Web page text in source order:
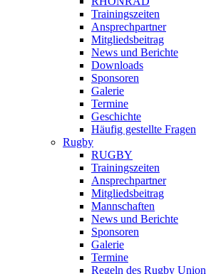
Trainingszeiten
Ansprechpartner
Mitgliedsbeitrag
News und Berichte
Downloads
Sponsoren
Galerie
Termine
Geschichte
Häufig gestellte Fragen
Rugby
RUGBY
Trainingszeiten
Ansprechpartner
Mitgliedsbeitrag
Mannschaften
News und Berichte
Sponsoren
Galerie
Termine
Regeln des Rugby Union